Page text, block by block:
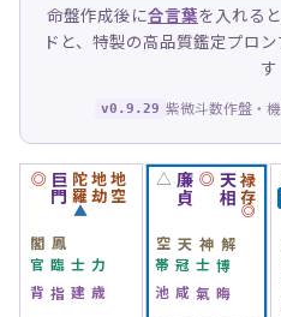
命盤作成後に合言葉を入れる
ドと、特製の高品質鑑定プロ
す
v0.9.29 紫微斗数作盤・
廉貞
△ 天相
◎ 禄存
◎
天空 解神
冠帯
博士
咸池
晦氣
巨門
◎ 陀羅
▲
地劫地空
鳳閣
臨官
力士
指背
歳建